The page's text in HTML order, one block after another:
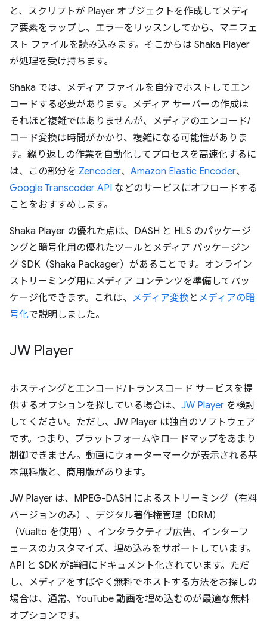
と、スクリプトが Player オブジェクトを作成してメディ
ア要素をラップし、エラーをリッスンしてから、マニフェ
スト ファイルを読み込みます。そこからは Shaka Player
が処理を受け持ちます。
Shaka では、メディア ファイルを自分でホストしてエン
コードする必要があります。メディア サーバーの作成は
それほど複雑ではありませんが、メディアのエンコード/
コード変換は時間がかかり、複雑になる可能性がありま
す。繰り返しの作業を自動化してプロセスを高速化するに
は、この部分を Zencoder、 Amazon Elastic Encoder、
Google Transcoder API などのサービスにオフロードする
ことをおすすめします。
Shaka Player の優れた点は、DASH と HLS のパッケージ
ングと暗号化用の優れたツールとメディア パッケージン
グ SDK（Shaka Packager）があることです。オンライン
ストリーミング用にメディア コンテンツを準備してパッ
ケージ化できます。これは、 メディア変換 と メディアの暗
号化で説明しました。
JW Player
ホスティングとエンコード/トランスコード サービスを提
供するオプションを探している場合は、 JW Player を検討
してください。ただし、JW Player は独自のソフトウェア
です。つまり、プラットフォームやロードマップをあまり
制御できません。動画にウォーターマークが表示される基
本無料版と、商用版があります。
JW Player は、MPEG-DASH によるストリーミング（有料
バージョンのみ）、デジタル著作権管理（DRM）
（Vualto を使用）、インタラクティブ広告、インターフ
ェースのカスタマイズ、埋め込みをサポートしています。
API と SDK が詳細にドキュメント化されています。ただ
し、メディアをすばやく無料でホストする方法をお探しの
場合は、通常、YouTube 動画を埋め込むのが最適な無料
オプションです。